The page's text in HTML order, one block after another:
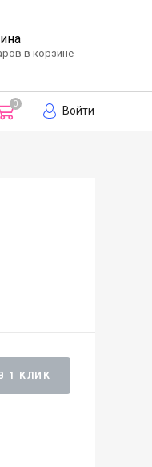
в корзине
0 Войти
1 КЛИК